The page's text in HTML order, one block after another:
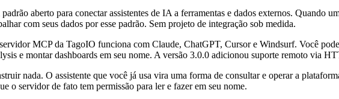
aberto para conectar assistentes de IA a ferramentas e dados externos. Quando
com seus dados por esse padrão. Sem projeto de integração sob medida.
MCP da TagoIO funciona com Claude, ChatGPT, Cursor e Windsurf. Você
e montar dashboards em seu nome. A versão 3.0.0 adicionou suporte remoto via
nada. O assistente que você já usa vira uma forma de consultar e operar a
o servidor de fato tem permissão para ler e fazer em seu nome.